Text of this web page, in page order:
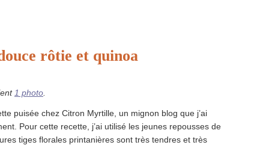
rôtie et quinoa
1 photo
puisée chez Citron Myrtille, un mignon blog que j’ai
Pour cette recette, j’ai utilisé les jeunes repousses de
tiges florales printanières sont très tendres et très